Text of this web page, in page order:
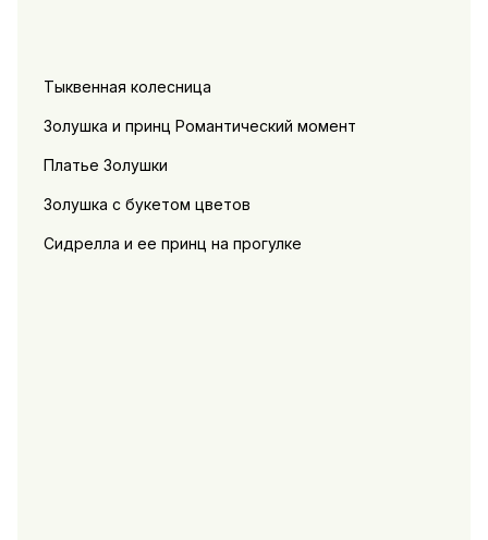
Тыквенная колесница
Золушка и принц Романтический момент
Платье Золушки
Золушка с букетом цветов
Сидрелла и ее принц на прогулке